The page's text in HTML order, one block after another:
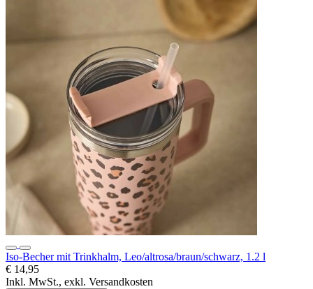
Iso-Becher mit Trinkhalm, Leo/altrosa/braun/schwarz, 1.2 l
€ 14,95
Inkl. MwSt., exkl. Versandkosten